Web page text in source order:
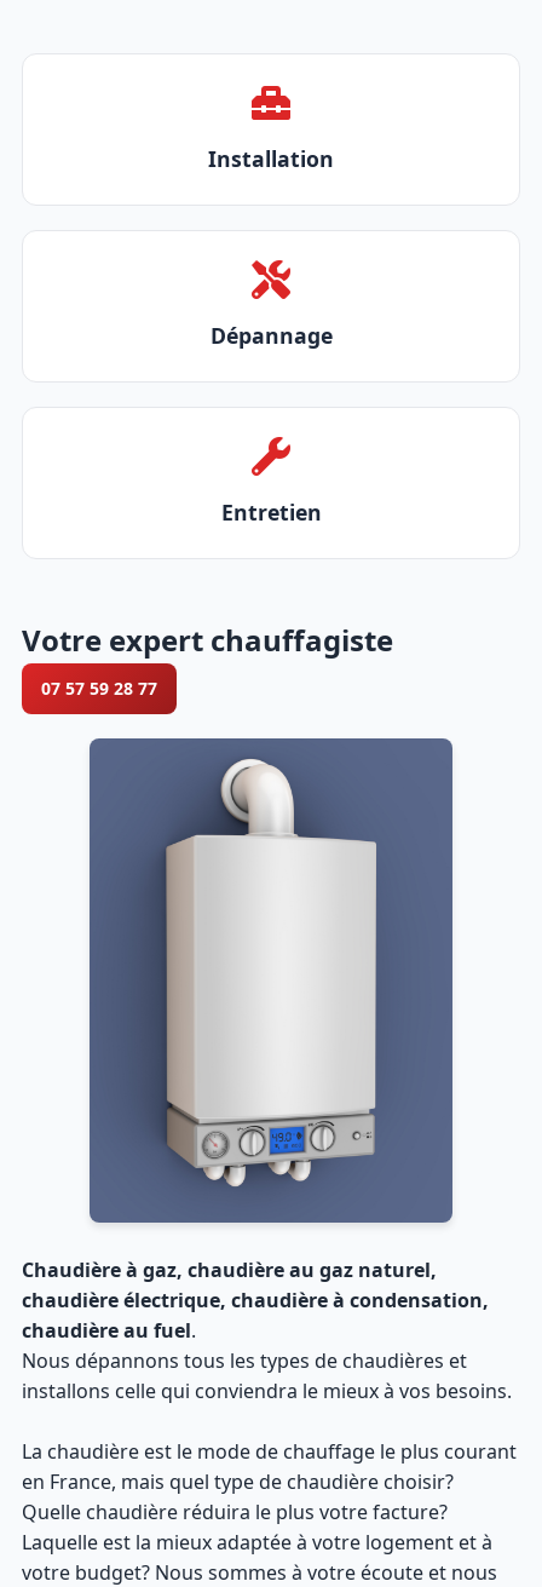
Installation
Dépannage
Entretien
Votre expert chauffagiste
07 57 59 28 77
Chaudière à gaz, chaudière au gaz naturel,
chaudière électrique, chaudière à condensation,
chaudière au fuel.
Nous dépannons tous les types de chaudières et
installons celle qui conviendra le mieux à vos besoins.
La chaudière est le mode de chauffage le plus courant
en France, mais quel type de chaudière choisir?
Quelle chaudière réduira le plus votre facture?
Laquelle est la mieux adaptée à votre logement et à
votre budget? Nous sommes à votre écoute et nous